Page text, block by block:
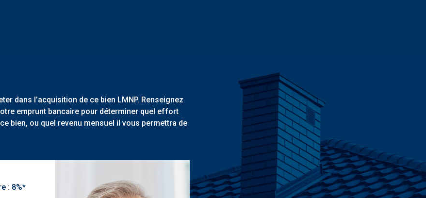
dans l’acquisition de ce bien LMNP. Renseignez
emprunt bancaire pour déterminer quel effort
bien, ou quel revenu mensuel il vous permettra de
: